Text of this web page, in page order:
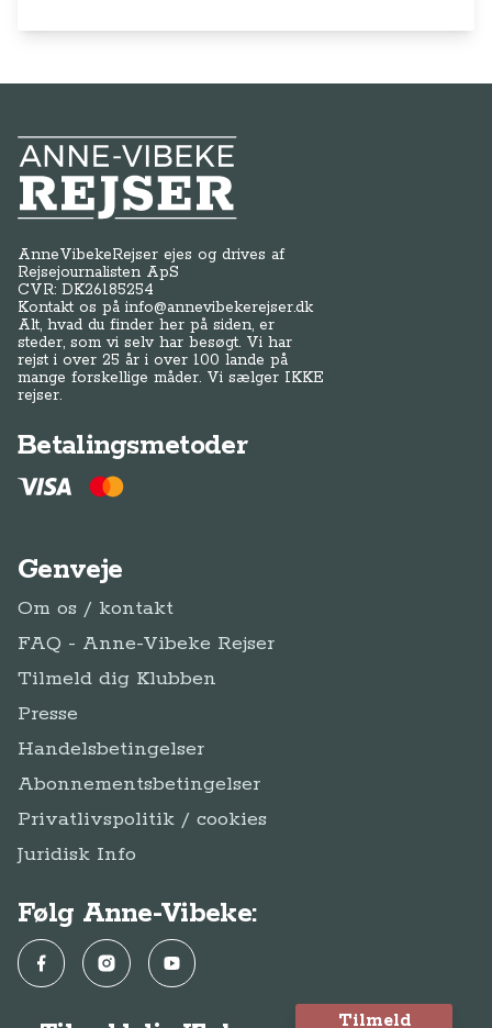
Anne-Vibeke Rejser
AnneVibekeRejser ejes og drives af
Rejsejournalisten ApS
CVR: DK26185254
Kontakt os påinfo@annevibekerejser.dk
Alt, hvad du finder her på siden, er
steder, som vi selv har besøgt. Vi har
rejst i over 25 år i over 100 lande på
mange forskellige måder. Vi sælger IKKE
rejser.
Betalingsmetoder
Genveje
Om os / kontakt
FAQ - Anne-Vibeke Rejser
Tilmeld dig Klubben
Presse
Handelsbetingelser
Abonnementsbetingelser
Privatlivspolitik / cookies
Juridisk Info
Følg Anne-Vibeke:
FacebookInstagramYouTube
Tilmeld